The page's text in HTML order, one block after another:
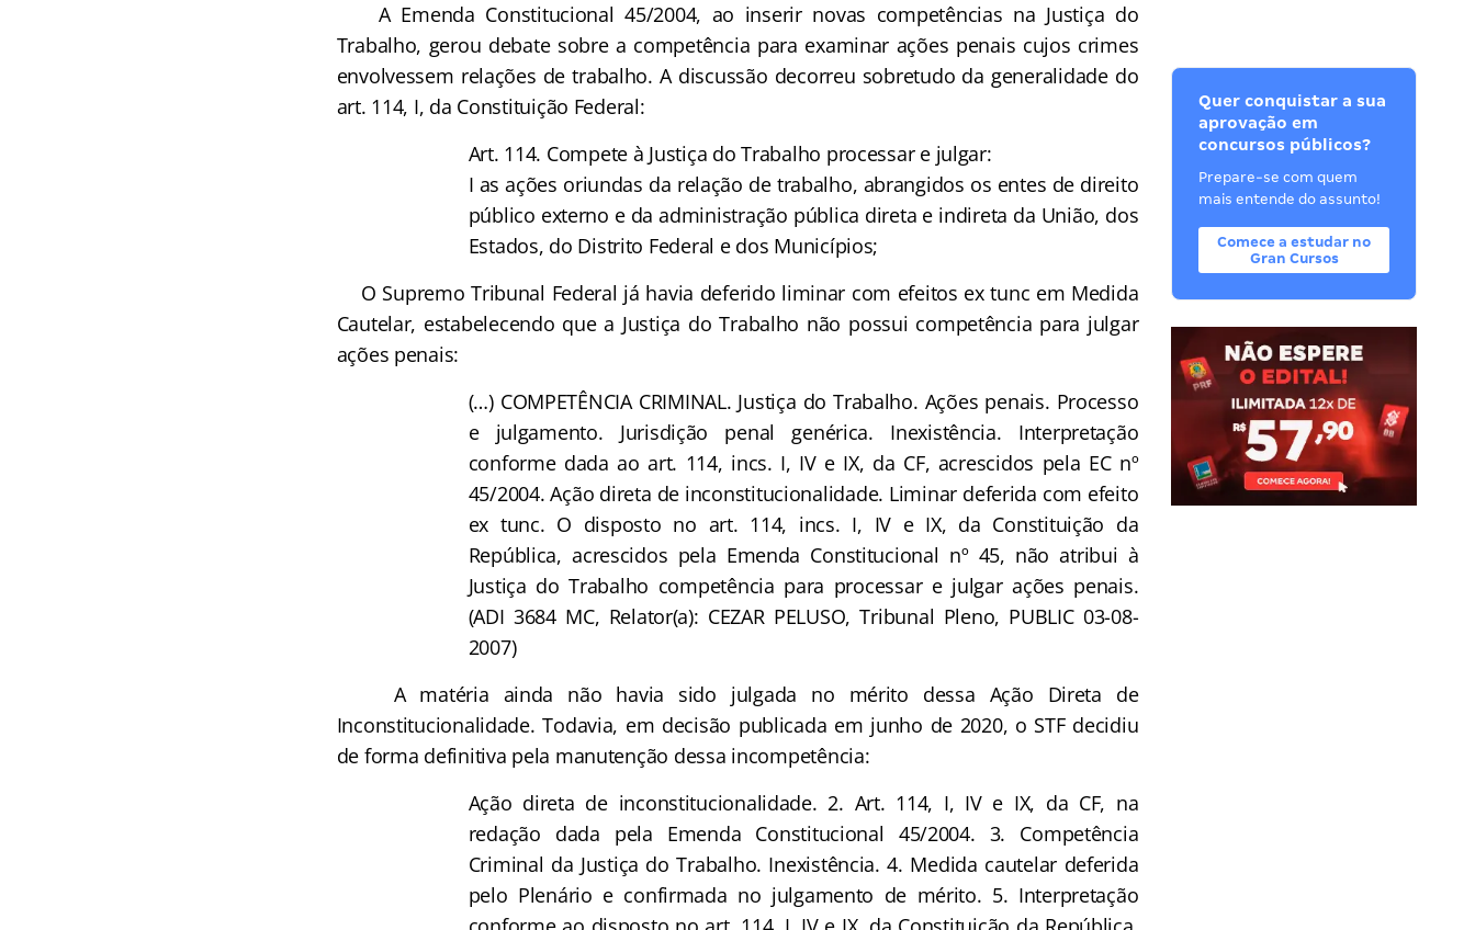
A Emenda Constitucional 45/2004, ao inserir novas competências na Justiça do
Trabalho, gerou debate sobre a competência para examinar ações penais cujos crimes
envolvessem relações de trabalho. A discussão decorreu sobretudo da generalidade do
art. 114, I, da Constituição Federal:
Art. 114. Compete à Justiça do Trabalho processar e julgar:
I as ações oriundas da relação de trabalho, abrangidos os entes de direito
público externo e da administração pública direta e indireta da União, dos
Estados, do Distrito Federal e dos Municípios;
O Supremo Tribunal Federal já havia deferido liminar com efeitos ex tunc em Medida
Cautelar, estabelecendo que a Justiça do Trabalho não possui competência para julgar
ações penais:
(…) COMPETÊNCIA CRIMINAL. Justiça do Trabalho. Ações penais. Processo
e julgamento. Jurisdição penal genérica. Inexistência. Interpretação
conforme dada ao art. 114, incs. I, IV e IX, da CF, acrescidos pela EC nº
45/2004. Ação direta de inconstitucionalidade. Liminar deferida com efeito
ex tunc. O disposto no art. 114, incs. I, IV e IX, da Constituição da
República, acrescidos pela Emenda Constitucional nº 45, não atribui à
Justiça do Trabalho competência para processar e julgar ações penais.
(ADI 3684 MC, Relator(a): CEZAR PELUSO, Tribunal Pleno, PUBLIC 03-08-
2007)
A matéria ainda não havia sido julgada no mérito dessa Ação Direta de
Inconstitucionalidade. Todavia, em decisão publicada em junho de 2020, o STF decidiu
de forma definitiva pela manutenção dessa incompetência:
Ação direta de inconstitucionalidade. 2. Art. 114, I, IV e IX, da CF, na
redação dada pela Emenda Constitucional 45/2004. 3. Competência
Criminal da Justiça do Trabalho. Inexistência. 4. Medida cautelar deferida
pelo Plenário e confirmada no julgamento de mérito. 5. Interpretação
Quer conquistar a sua
aprovação em
concursos públicos?
Prepare-se com quem
mais entende do assunto!
Comece a estudar no
Gran Cursos